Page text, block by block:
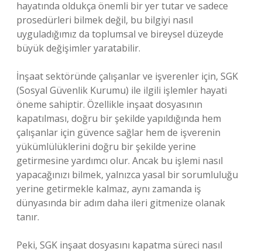
hayatında oldukça önemli bir yer tutar ve sadece
prosedürleri bilmek değil, bu bilgiyi nasıl
uyguladığımız da toplumsal ve bireysel düzeyde
büyük değişimler yaratabilir.
İnşaat sektöründe çalışanlar ve işverenler için, SGK
(Sosyal Güvenlik Kurumu) ile ilgili işlemler hayati
öneme sahiptir. Özellikle inşaat dosyasının
kapatılması, doğru bir şekilde yapıldığında hem
çalışanlar için güvence sağlar hem de işverenin
yükümlülüklerini doğru bir şekilde yerine
getirmesine yardımcı olur. Ancak bu işlemi nasıl
yapacağınızı bilmek, yalnızca yasal bir sorumluluğu
yerine getirmekle kalmaz, aynı zamanda iş
dünyasında bir adım daha ileri gitmenize olanak
tanır.
Peki, SGK inşaat dosyasını kapatma süreci nasıl